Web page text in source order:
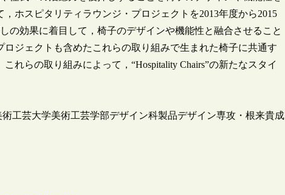
ホスピタリティラウンジ・プロジェクトを2013年度から2015
の効果に着目して，椅子のデザインや機能性と融合させること
ジェクトも含めたこれらの取り組みで生まれた椅子に共通す
れらの取り組みによって，“Hospitality Chairs”の新たなスタイ
術工芸大学美術工芸学部デザイン科製品デザイン専攻・根来貴成